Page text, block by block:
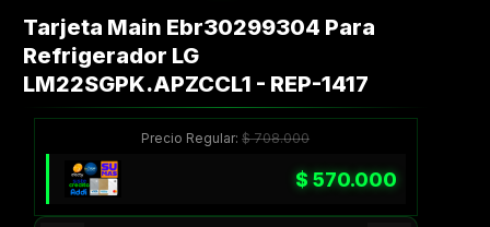
Tarjeta Main Ebr30299304 Para
Refrigerador LG
LM22SGPK.APZCCL1 - REP-1417
Precio Regular:$708.000
$570.000